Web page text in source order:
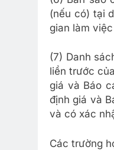
(nếu có) tại
gian làm
(7) Danh
liền trước
giá và Báo
định giá và
và có xác
Các trường